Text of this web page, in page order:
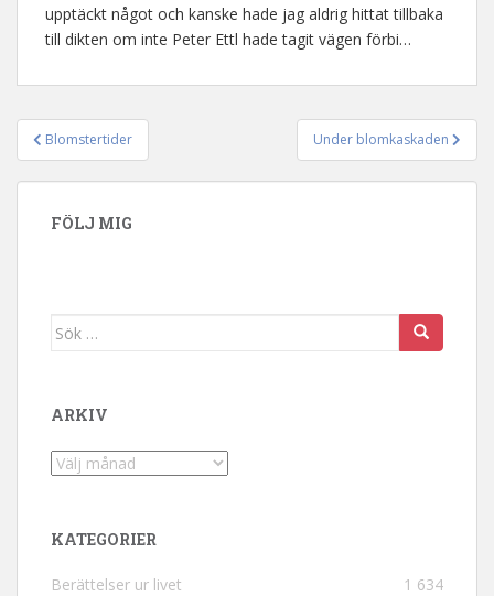
upptäckt något och kanske hade jag aldrig hittat tillbaka
till dikten om inte Peter Ettl hade tagit vägen förbi…
Inläggsnavigering
Blomstertider Under blomkaskaden
FÖLJ MIG
Sök efter:
ARKIV
Arkiv
KATEGORIER
Berättelser ur livet 1 634